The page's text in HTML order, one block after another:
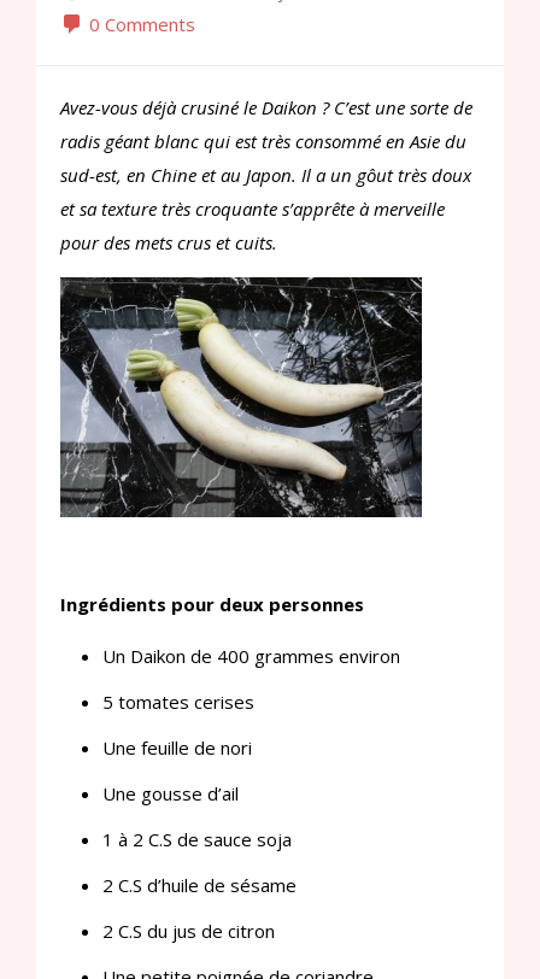
0 Comments
Avez-vous déjà crusiné le Daikon ? C’est une sorte de
radis géant blanc qui est très consommé en Asie du
sud-est, en Chine et au Japon. Il a un gôut très doux
et sa texture très croquante s’apprête à merveille
pour des mets crus et cuits.
Ingrédients pour deux personnes
Un Daikon de 400 grammes environ
5 tomates cerises
Une feuille de nori
Une gousse d’ail
1 à 2 C.S de sauce soja
2 C.S d’huile de sésame
2 C.S du jus de citron